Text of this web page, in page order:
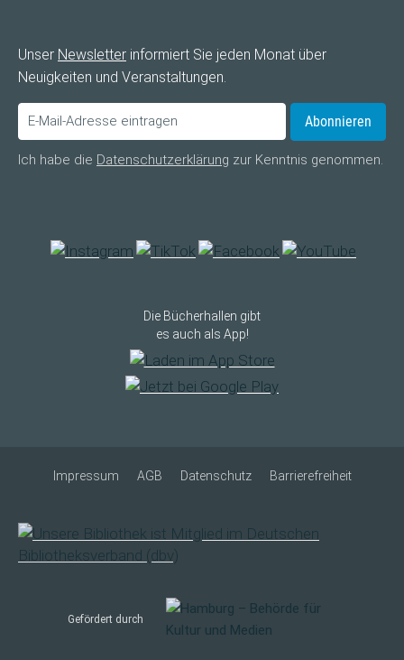
Unser Newsletter informiert Sie jeden Monat über
Neuigkeiten und Veranstaltungen.
Abonnieren
Ich habe die Datenschutzerklärung zur Kenntnis genommen.
Die Bücherhallen gibt
es auch als App!
Impressum AGB Datenschutz Barrierefreiheit
Gefördert durch